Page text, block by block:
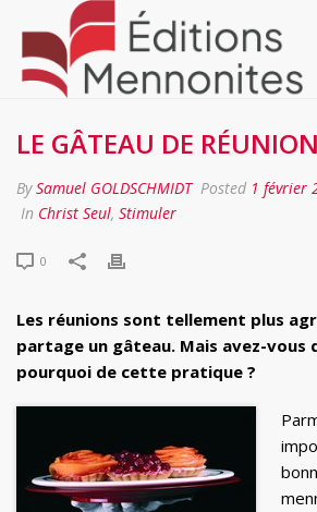
LE GÂTEAU DE RÉUNION
BySamuel GOLDSCHMIDT Posted 1 février
In Christ Seul, Stimuler
0
Les réunions sont tellement plus
partage un gâteau. Mais avez-vous
pourquoi de cette pratique ?